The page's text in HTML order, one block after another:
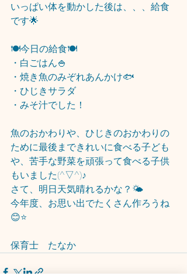
いっぱい体を動かした後は、、、給食
です🌟
🍽️今日の給食🍽️
・白ごはん🍚
・焼き魚のみぞれあんかけ🐟
・ひじきサラダ
・みそ汁でした！
魚のおかわりや、ひじきのおかわりの
ために最後まできれいに食べる子ども
や、苦手な野菜を頑張って食べる子供
もいました(^▽^)♪
さて、明日天気晴れるかな？🌤
今年度、お思い出でたくさん作ろうね
😊⭐
保育士　たなか